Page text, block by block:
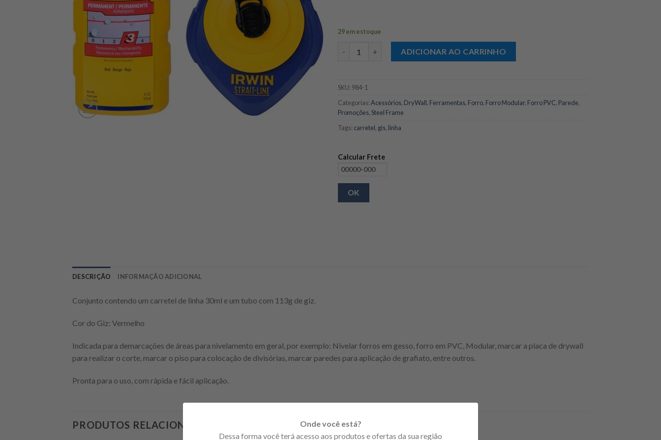
29 em estoque
ADICIONAR AO CARRINHO
SKU: 984-1
Categorias:Acessórios, DryWall, Ferramentas, Forro, Forro Modular, Forro PVC, Parede,
Promoções,Steel Frame
Tags: carretel, gis, linha
Calcular Frete
OK
DESCRIÇÃO INFORMAÇÃO ADICIONAL
Conjunto contendo um carretel de linha 30ml e um tubo com 113g de giz.
Cor do Giz: Vermelho
Indicada para demarcações de áreas para nivelamento em geral, por exemplo: Nivelar forros em gesso, forro em PVC, Modular, marcar a placa de drywall
para realizar o corte, marcar o piso para colocação de divisórias, marcar paredes para aplicação de grafiato, entre outros.
Pronta para o uso, com rápida e fácil aplicação.
PRODUTOS RELACIONADOS
Onde você está?
Dessa forma você terá acesso aos produtos e ofertas da sua região